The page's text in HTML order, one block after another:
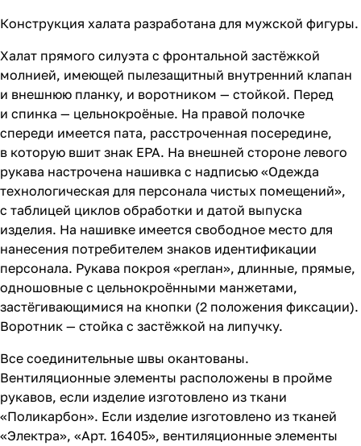
Конструкция халата разработана для мужской фигуры.
Халат прямого силуэта с фронтальной застёжкой
молнией, имеющей пылезащитный внутренний клапан
и внешнюю планку, и воротником — стойкой. Перед
и спинка — цельнокроёные. На правой полочке
спереди имеется пата, расстроченная посередине,
в которую вшит знак EPA. На внешней стороне левого
рукава настрочена нашивка с надписью «Одежда
технологическая для персонала чистых помещений»,
с таблицей циклов обработки и датой выпуска
изделия. На нашивке имеется свободное место для
нанесения потребителем знаков идентификации
персонала. Рукава покроя «реглан», длинные, прямые,
одношовные с цельнокроёнными манжетами,
застёгивающимися на кнопки (2 положения фиксации).
Воротник — стойка с застёжкой на липучку.
Все соединительные швы окантованы.
Вентиляционные элементы расположены в пройме
рукавов, если изделие изготовлено из ткани
«Поликарбон». Если изделие изготовлено из тканей
«Электра», «Арт. 16405», вентиляционные элементы